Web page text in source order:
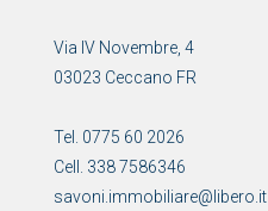
Via IV Novembre, 4
03023 Ceccano FR
Tel. 0775 60 2026
Cell. 338 7586346
savoni.immobiliare@libero.it